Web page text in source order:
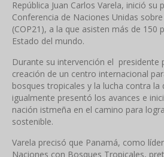
República Juan Carlos Varela, inició
Conferencia de Naciones Unidas
(COP21), a la que asisten más de 150
Estado del mundo.
Durante su intervención el presidente
creación de un centro internacional
bosques tropicales y la lucha contra la
igualmente presentó los avances e
nación istmeña en el camino para
sostenible.
Varela precisó que Panamá, como
Naciones con Bosques Tropicales,